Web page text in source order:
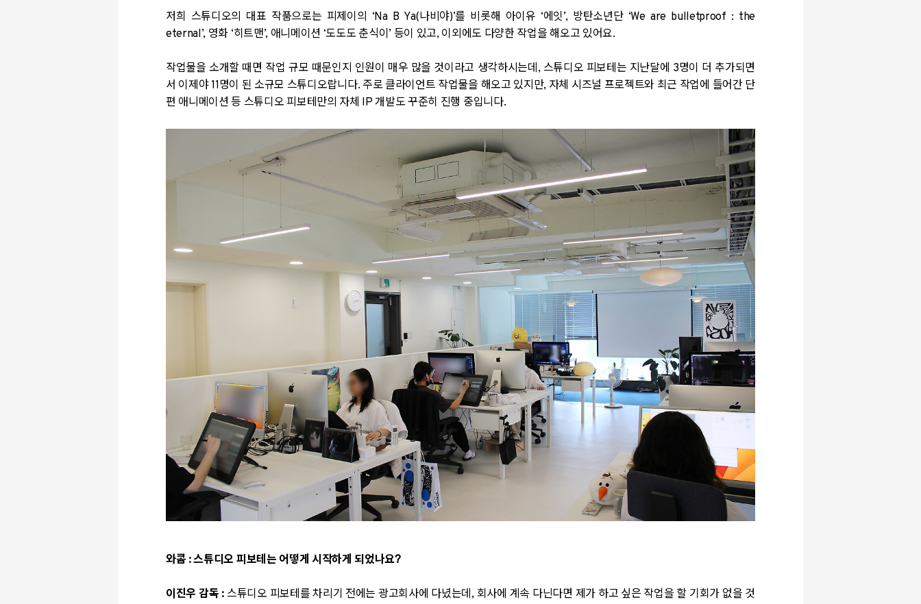
저희 스튜디오의 대표 작품으로는 피제이의 ‘Na B Ya(나비야)’를 비롯해 아이유 ‘에잇’, 방탄소년단 ‘We are bulletproof : the
eternal’, 영화 ‘히트맨’, 애니메이션 ‘도도도 춘식이’ 등이 있고, 이외에도 다양한 작업을 해오고 있어요.
작업물을 소개할 때면 작업 규모 때문인지 인원이 매우 많을 것이라고 생각하시는데, 스튜디오 피보테는 지난달에 3명이 더 추가되면
서 이제야11명이 된 소규모 스튜디오랍니다. 주로 클라이언트 작업물을 해오고 있지만, 자체 시즈널 프로젝트와 최근 작업에 들어간 단
편 애니메이션 등 스튜디오 피보테만의 자체 IP개발도 꾸준히 진행 중입니다.
와콤 :스튜디오 피보테는 어떻게 시작하게 되었나요?
이진우 감독 : 스튜디오 피보테를 차리기 전에는 광고회사에 다녔는데, 회사에 계속 다닌다면 제가 하고 싶은 작업을 할 기회가 없을 것